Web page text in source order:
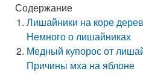
Содержание
Лишайники на коре
Немного о лишайниках
Медный купорос от
Причины мха на яблоне